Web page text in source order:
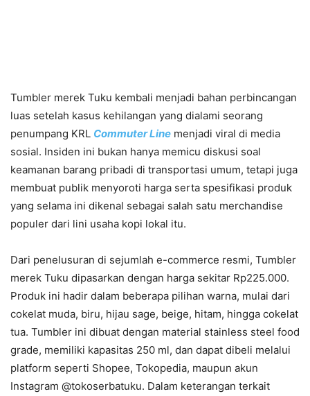
Tumbler merek Tuku kembali menjadi bahan perbincangan
luas setelah kasus kehilangan yang dialami seorang
penumpang KRL Commuter Line menjadi viral di media
sosial. Insiden ini bukan hanya memicu diskusi soal
keamanan barang pribadi di transportasi umum, tetapi juga
membuat publik menyoroti harga serta spesifikasi produk
yang selama ini dikenal sebagai salah satu merchandise
populer dari lini usaha kopi lokal itu.
Dari penelusuran di sejumlah e-commerce resmi, Tumbler
merek Tuku dipasarkan dengan harga sekitar Rp225.000.
Produk ini hadir dalam beberapa pilihan warna, mulai dari
cokelat muda, biru, hijau sage, beige, hitam, hingga cokelat
tua. Tumbler ini dibuat dengan material stainless steel food
grade, memiliki kapasitas 250 ml, dan dapat dibeli melalui
platform seperti Shopee, Tokopedia, maupun akun
Instagram @tokoserbatuku. Dalam keterangan terkait